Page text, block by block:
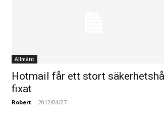
Allmänt
Hotmail får ett stort
fixat
Robert - 2012/04/27